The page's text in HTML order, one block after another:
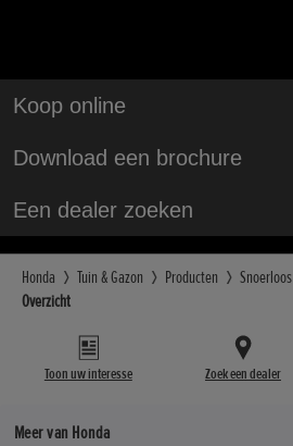
Koop online
Download een brochure
Een dealer zoeken
Honda Tuin & Gazon Producten Snoerloos
Overzicht
Toon uw interesse Zoek een dealer
Meer van Honda